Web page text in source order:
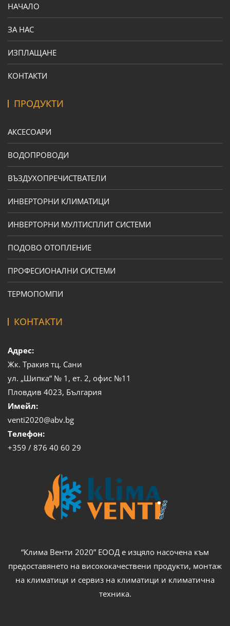
НАЧАЛО
ЗА НАС
ИЗПЛАЩАНЕ
КОНТАКТИ
ПРОДУКТИ
АКСЕСОАРИ
ВОДОПРОВОДИ
ВЪЗДУХОПРЕЧИСТВАТЕЛИ
ИНВЕРТОРНИ КЛИМАТИЦИ
ИНВЕРТОРНИ МУЛТИСПЛИТ СИСТЕМИ
ПОДОВО ОТОПЛЕНИЕ
ПРОФЕСИОНАЛНИ СИСТЕМИ
ТЕРМОПОМПИ
КОНТАКТИ
Адрес:
Жк. Тракия тц. Сани
ул. „Шипка“ № 1, ет. 2, офис №11
Пловдив 4023, България
Имейл:
venti2020@abv.bg
Телефон:
+359 / 876 40 60 29
“Клима Венти 2020” ЕООД е изцяло насочена към
предоставянето на висококачествени продукти, монтаж
на климатици и сервиз на климатици и климатична
техника.